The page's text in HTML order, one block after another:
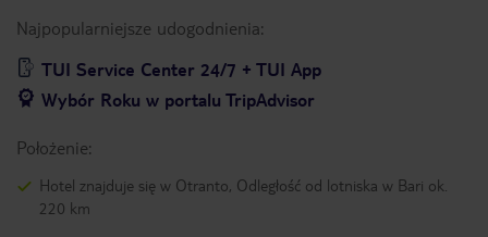
Najpopularniejsze udogodnienia:
TUI Service Center 24/7 + TUI App
Wybór Roku w portalu TripAdvisor
Położenie:
Hotel znajduje się w Otranto, Odległość od lotniska w Bari ok.
220 km